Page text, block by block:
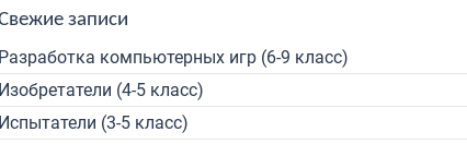
записи
Разработка компьютерных игр (6-9 класс)
Изобретатели (4-5 класс)
Испытатели (3-5 класс)